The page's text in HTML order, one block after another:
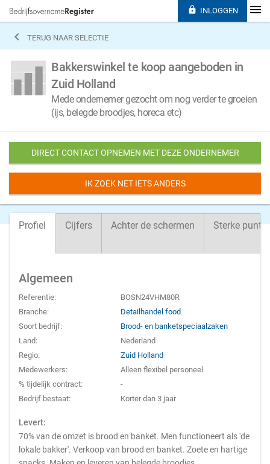
 TERUG NAAR SELECTIE
Bakkerswinkel te koop aangeboden in
Zuid Holland
Mede ondernemer gezocht om nog verder te groeien
(ijs, belegde broodjes, horeca etc)
DIRECT CONTACT OPNEMEN MET DEZE ONDERNEMER
IK ZOEK NET IETS ANDERS
Profiel Cijfers Achter de schermen Sterke
Algemeen
Referentie:
BOSN24VHM80R
Branche:
Detailhandel food
Soort bedrijf:
Brood- en banketspeciaalzaken
Land:
Nederland
Regio:
Zuid Holland
Medewerkers:
Alleen flexibel personeel
% tijdelijk contract:
-
Bedrijf bestaat:
Korter dan 3 jaar
Levert:
70% van de omzet is brood en banket. Men functioneert als 'de
lokale bakker'. Verkoop van brood en banket. Zoete en hartige
 INLOGGEN